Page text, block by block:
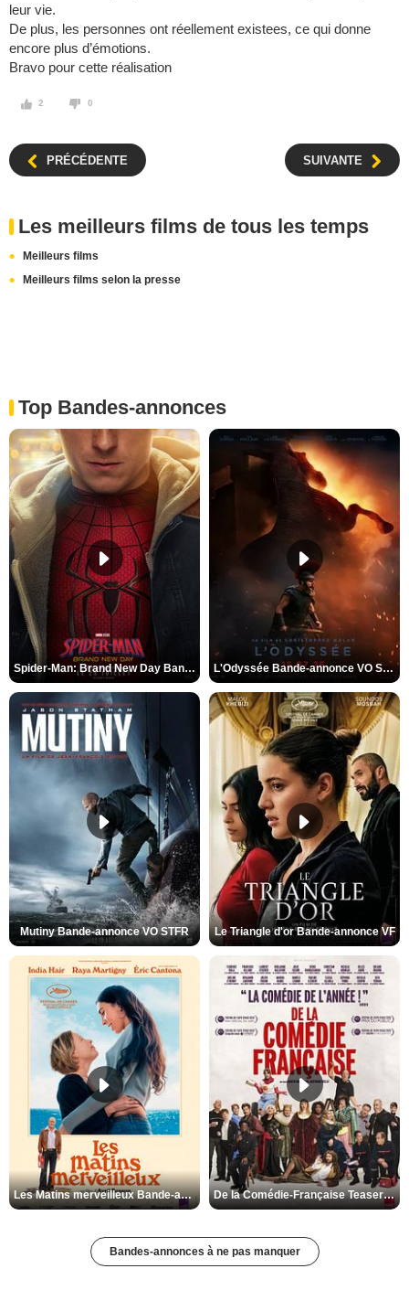
leur vie.
De plus, les personnes ont réellement existees, ce qui donne
encore plus d’émotions.
Bravo pour cette réalisation
2 0
PRÉCÉDENTE SUIVANTE
Les meilleurs films de tous les temps
Meilleurs films
Meilleurs films selon la presse
Top Bandes-annonces
Spider-Man: Brand New Day Bande-annonce VO STFR L'Odyssée Bande-annonce VO STFR
Mutiny Bande-annonce VO STFR Le Triangle d'or Bande-annonce VF
Les Matins merveilleux Bande-annonce VF De la Comédie-Française Teaser VF
Bandes-annonces à ne pas manquer